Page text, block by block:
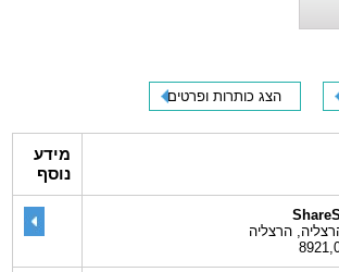
הצג כותרות ופרטים
מידע
נוסף
הרצליה